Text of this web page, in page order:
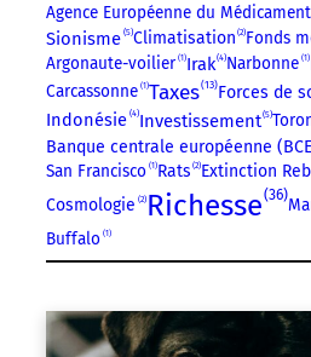
Agence Européenne du
Sionisme 5 Climatisation 2 Fonds
Argonaute-voilier 1 Irak 4 Narbonne 1
Carcassonne 1 Taxes 13 Forces de
Indonésie 4 Investissement 5
Banque centrale européenne
San Francisco 1 Rats 2 Extinction
Cosmologie 2 Richesse 36
Buffalo 1